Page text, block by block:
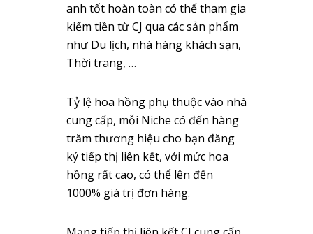
anh tốt hoàn toàn có thể tham gia
kiếm tiền từ CJ qua các sản phẩm
như Du lịch, nhà hàng khách sạn,
Thời trang, …
Tỷ lệ hoa hồng phụ thuộc vào nhà
cung cấp, mỗi Niche có đến hàng
trăm thương hiệu cho bạn đăng
ký tiếp thị liên kết, với mức hoa
hồng rất cao, có thể lên đến
1000% giá trị đơn hàng.